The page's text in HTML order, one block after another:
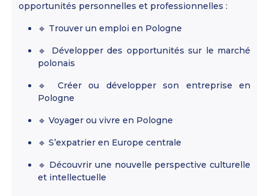
opportunités personnelles et professionnelles :
🔹 Trouver un emploi en Pologne
🔹 Développer des opportunités sur le marché
polonais
🔹 Créer ou développer son entreprise en
Pologne
🔹 Voyager ou vivre en Pologne
🔹 S’expatrier en Europe centrale
🔹 Découvrir une nouvelle perspective culturelle
et intellectuelle